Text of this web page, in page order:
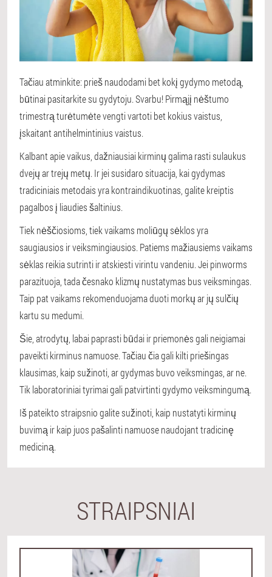
Tačiau atminkite: prieš naudodami bet kokį gydymo metodą,
būtinai pasitarkite su gydytoju. Svarbu! Pirmąjį nėštumo
trimestrą turėtumėte vengti vartoti bet kokius vaistus,
įskaitant antihelmintinius vaistus.
Kalbant apie vaikus, dažniausiai kirminų galima rasti sulaukus
dvejų ar trejų metų. Ir jei susidaro situacija, kai gydymas
tradiciniais metodais yra kontraindikuotinas, galite kreiptis
pagalbos į liaudies šaltinius.
Tiek nėščiosioms, tiek vaikams moliūgų sėklos yra
saugiausios ir veiksmingiausios. Patiems mažiausiems vaikams
sėklas reikia sutrinti ir atskiesti virintu vandeniu. Jei pinworms
parazituoja, tada česnako klizmų nustatymas bus veiksmingas.
Taip pat vaikams rekomenduojama duoti morkų ar jų sulčių
kartu su medumi.
Šie, atrodytų, labai paprasti būdai ir priemonės gali neigiamai
paveikti kirminus namuose. Tačiau čia gali kilti priešingas
klausimas, kaip sužinoti, ar gydymas buvo veiksmingas, ar ne.
Tik laboratoriniai tyrimai gali patvirtinti gydymo veiksmingumą.
Iš pateikto straipsnio galite sužinoti, kaip nustatyti kirminų
buvimą ir kaip juos pašalinti namuose naudojant tradicinę
mediciną.
STRAIPSNIAI